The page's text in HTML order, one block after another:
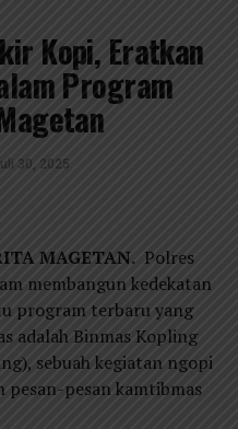
Kopi, Eratkan
Program
30, 2025
MAGETAN.Polres
membangun kedekatan
program terbaru yang
adalah Binmas Kopling
sebuah kegiatan ngopi
pesan-pesan kamtibmas